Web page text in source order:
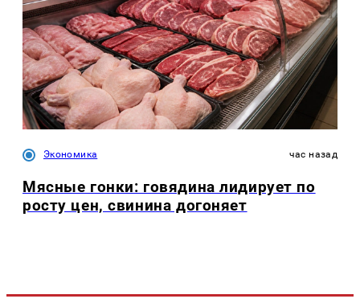
Экономика час назад
Мясные гонки: говядина лидирует по
росту цен, свинина догоняет